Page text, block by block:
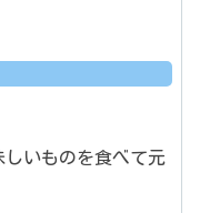
しいものを食べて元